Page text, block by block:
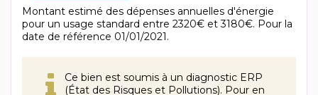
Montant estimé des dépenses annuelles d'énergie
pour un usage standard entre 2320€ et 3180€. Pour la
date de référence 01/01/2021.
Ce bien est soumis à un diagnostic ERP
(État des Risques et Pollutions). Pour en